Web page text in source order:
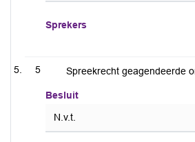
Sprekers
5 Spreekrecht geagendeerde
Besluit
N.v.t.